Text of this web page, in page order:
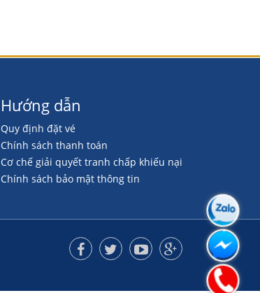
Hướng dẫn
Quy định đặt vé
Chính sách thanh toán
Cơ chế giải quyết tranh chấp khiếu nại
Chính sách bảo mật thông tin